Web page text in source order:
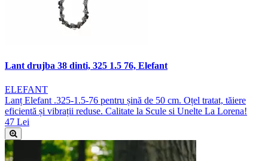
Lant drujba 38 dinti, 325 1.5 76, Elefant
ELEFANT
Lanț Elefant .325-1.5-76 pentru șină de 50 cm. Oțel tratat, tăiere
eficientă și vibrații reduse. Calitate la Scule si Unelte La Lorena!
47 Lei